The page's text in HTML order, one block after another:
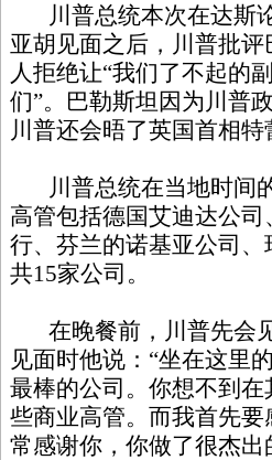
川普总统本次在达斯
亚胡见面之后，川普批
人拒绝让“我们了不起的
们”。巴勒斯坦因为川普
川普还会晤了英国首相特
川普总统在当地时间
高管包括德国艾迪达公
行、芬兰的诺基亚公司
共15家公司。
在晚餐前，川普先会见
见面时他说：“坐在这里
最棒的公司。你想不到
些商业高管。而我首先
常感谢你，你做了很杰